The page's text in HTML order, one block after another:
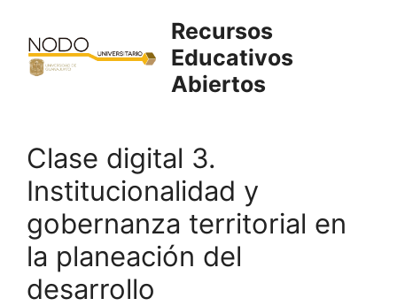
contenido
Recursos
Educativos
Abiertos
Clase digital 3.
Institucionalidad y
gobernanza territorial en
la planeación del
desarrollo